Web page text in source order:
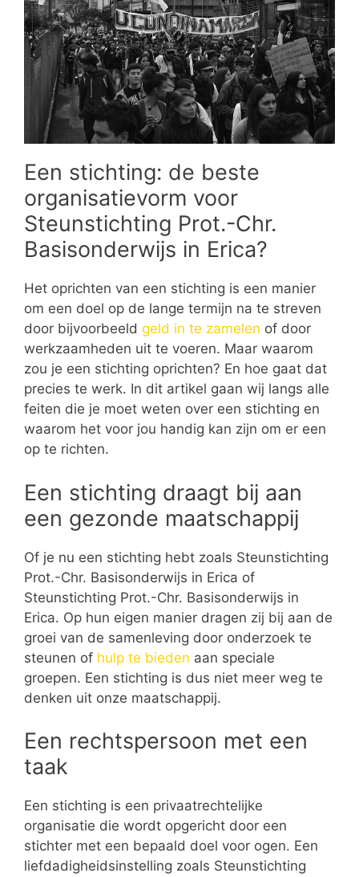
Een stichting: de beste
organisatievorm voor
Steunstichting Prot.-Chr.
Basisonderwijs in Erica?
Het oprichten van een stichting is een manier
om een doel op de lange termijn na te streven
door bijvoorbeeld geld in te zamelen of door
werkzaamheden uit te voeren. Maar waarom
zou je een stichting oprichten? En hoe gaat dat
precies te werk. In dit artikel gaan wij langs alle
feiten die je moet weten over een stichting en
waarom het voor jou handig kan zijn om er een
op te richten.
Een stichting draagt bij aan
een gezonde maatschappij
Of je nu een stichting hebt zoals Steunstichting
Prot.-Chr. Basisonderwijs in Erica of
Steunstichting Prot.-Chr. Basisonderwijs in
Erica. Op hun eigen manier dragen zij bij aan de
groei van de samenleving door onderzoek te
steunen of hulp te bieden aan speciale
groepen. Een stichting is dus niet meer weg te
denken uit onze maatschappij.
Een rechtspersoon met een
taak
Een stichting is een privaatrechtelijke
organisatie die wordt opgericht door een
stichter met een bepaald doel voor ogen. Een
liefdadigheidsinstelling zoals Steunstichting